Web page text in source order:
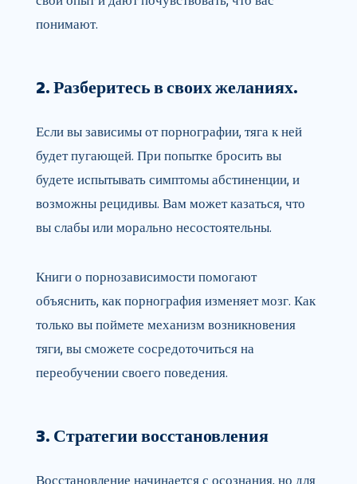
понимают.
2. Разберитесь в своих желаниях.
Если вы зависимы от порнографии, тяга к ней
будет пугающей. При попытке бросить вы
будете испытывать симптомы абстиненции, и
возможны рецидивы. Вам может казаться, что
вы слабы или морально несостоятельны.
Книги о порнозависимости помогают
объяснить, как порнография изменяет мозг. Как
только вы поймете механизм возникновения
тяги, вы сможете сосредоточиться на
переобучении своего поведения.
3. Стратегии восстановления
Восстановление начинается с осознания, но для